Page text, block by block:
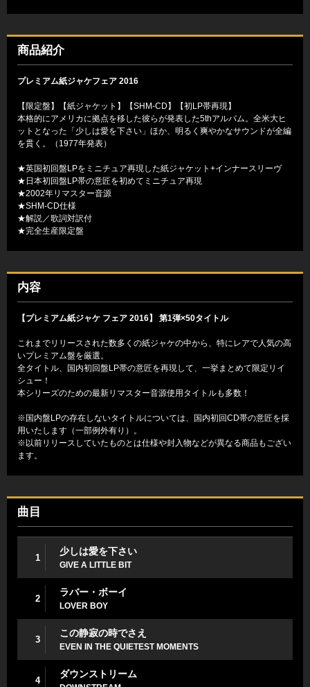
商品紹介
プレミアム紙ジャケフェア 2016
【限定盤】【紙ジャケット】【SHM-CD】【初LP帯再現】
本格的にアメリカに拠点を移した彼らが発表した5thアルバム。全米大ヒ
ットとなった「少しは愛を下さい」ほか、明るく爽やかなサウンドが全編
を貫く。（1977年発表）
★英国初回盤LPをミニチュア再現した紙ジャケット+インナースリーヴ
★日本初回盤LP帯の意匠を初めてミニチュア再現
★2002年リマスター音源
★SHM-CD仕様
★解説／歌詞対訳付
★完全生産限定盤
内容
【プレミアム紙ジャケ フェア 2016】 第1弾×50タイトル
これまでリリースされた数多くの紙ジャケの中から、特にレアで人気の高
いプレミアム盤を厳選。
全タイトル、国内初回盤LP帯の意匠を再現して、一挙まとめて限定リイ
シュー！
本シリーズのための最新リマスター音源使用タイトルも多数！
※国内盤LPの存在しないタイトルについては、国内初回CD帯の意匠を採
用いたします（一部例外有り）。
※以前リリースしていたものとは仕様や封入物などが異なる商品もござい
ます。
曲目
1
少しは愛を下さい
GIVE A LITTLE BIT
2
ラバー・ボーイ
LOVER BOY
3
この静寂の時でさえ
EVEN IN THE QUIETEST MOMENTS
4
ダウンストリーム